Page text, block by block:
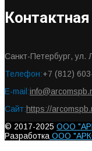
Санкт-Петербург, ул.
Телефон:+7 (812)
E-mail:
Сайт:https://
© 2017-2025 ООО
Разработка ООО